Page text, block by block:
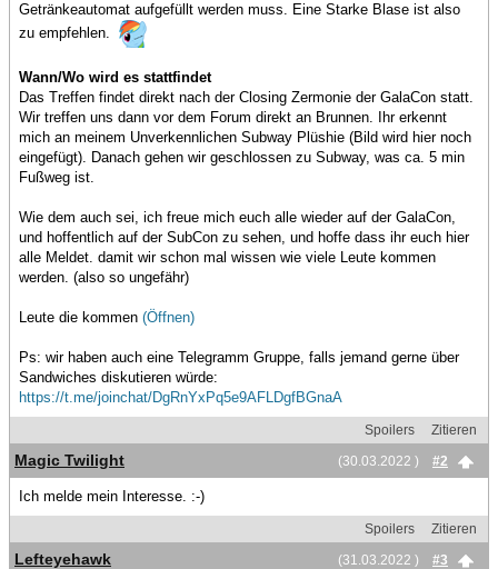
Getränkeautomat aufgefüllt werden muss. Eine Starke Blase ist also
zu empfehlen.
Wann/Wo wird es stattfindet
Das Treffen findet direkt nach der Closing Zermonie der GalaCon statt.
Wir treffen uns dann vor dem Forum direkt an Brunnen. Ihr erkennt
mich an meinem Unverkennlichen Subway Plüshie (Bild wird hier noch
eingefügt). Danach gehen wir geschlossen zu Subway, was ca. 5 min
Fußweg ist.
Wie dem auch sei, ich freue mich euch alle wieder auf der GalaCon,
und hoffentlich auf der SubCon zu sehen, und hoffe dass ihr euch hier
alle Meldet. damit wir schon mal wissen wie viele Leute kommen
werden. (also so ungefähr)
Leute die kommen (Öffnen)
Ps: wir haben auch eine Telegramm Gruppe, falls jemand gerne über
Sandwiches diskutieren würde:
https://t.me/joinchat/DgRnYxPq5e9AFLDgfBGnaA
Spoilers
Zitieren
(30.03.2022 )
#2
Magic Twilight
Ich melde mein Interesse. :-)
Spoilers
Zitieren
(31.03.2022 )
#3
Lefteyehawk